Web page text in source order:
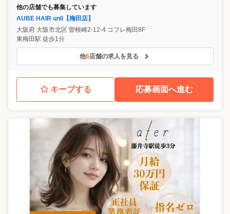
他の店舗でも募集しています
AUBE HAIR unli【梅田店】
大阪府 大阪市北区 曽根崎2-12-4 コフレ梅田8F
東梅田駅 徒歩1分
他6店舗の求人を見る
キープする 応募画面へ進む